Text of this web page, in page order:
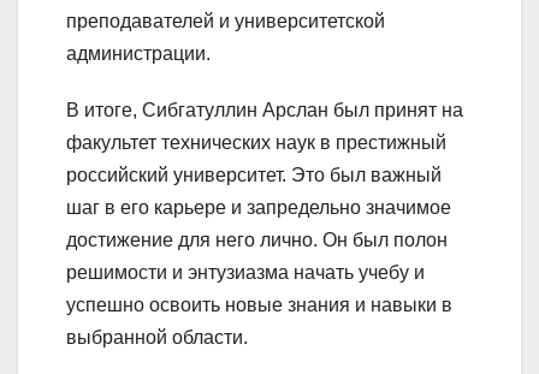
преподавателей и университетской
администрации.
В итоге, Сибгатуллин Арслан был принят на
факультет технических наук в престижный
российский университет. Это был важный
шаг в его карьере и запредельно значимое
достижение для него лично. Он был полон
решимости и энтузиазма начать учебу и
успешно освоить новые знания и навыки в
выбранной области.